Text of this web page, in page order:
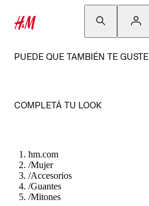
PUEDE QUE TAMBIÉN TE GUSTE
COMPLETÁ TU LOOK
hm.com
/Mujer
/Accesorios
/Guantes
/Mitones